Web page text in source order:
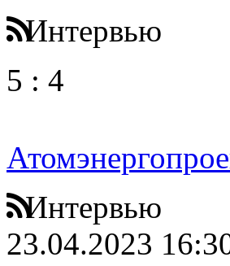
Интервью
5 : 4
Интервью
23.04.2023